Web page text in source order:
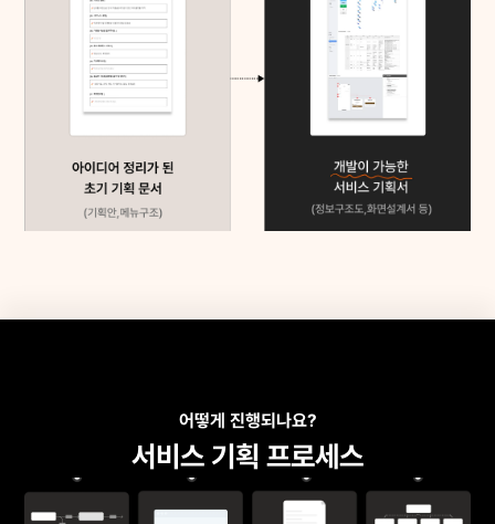
어떻게 진행되나요?
서비스 기획 프로세스